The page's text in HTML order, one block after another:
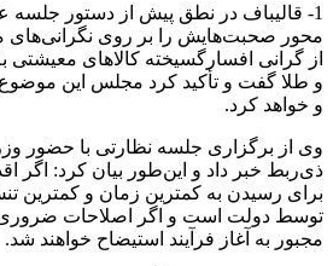
محور صحبت‌هایش را بر روی
از گرانی افسارگسیخته کالاهای معیشتی
و طلا گفت و تأکید کرد مجلس این موضوع
و خواهد کرد.
وی از برگزاری جلسه نظارتی با حضور
ذی‌ربط خبر داد و این‌طور بیان کرد: اگر
برای رسیدن به کمترین زمان و کمترین
توسط دولت است و اگر اصلاحات ضروری
مجبور به آغاز فرآیند استیضاح خواهند شد.